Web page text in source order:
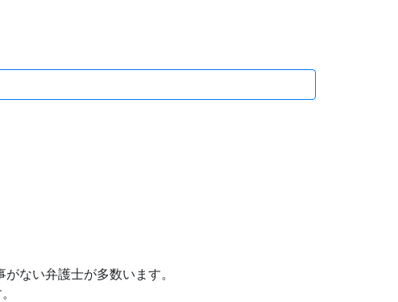
ない弁護士が多数います。